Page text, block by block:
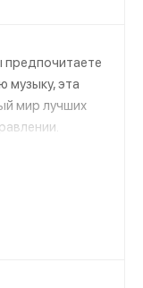
предпочитаете
музыку, эта
мир лучших
любое